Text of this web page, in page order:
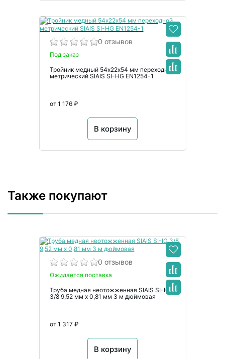
0 отзывов
Под заказ
Тройник медный 54х22х54 мм переходной
метрический SIAIS SI-HG EN1254-1
от 1 176 ₽
В корзину
Также покупают
0 отзывов
Ожидается поставка
Труба медная неотожженная SIAIS SI-IG
3/8 9,52 мм x 0,81 мм 3 м дюймовая
от 1 317 ₽
В корзину